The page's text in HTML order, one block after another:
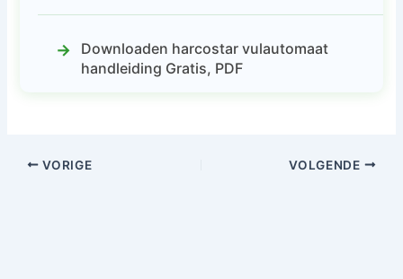
Downloaden harcostar vulautomaat
handleiding Gratis, PDF
VORIGE VOLGENDE